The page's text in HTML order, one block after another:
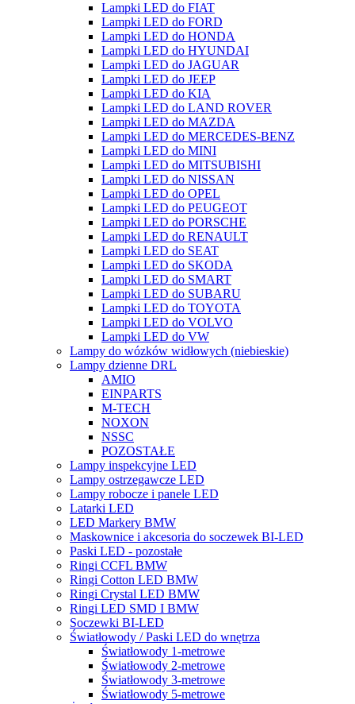
Lampki LED do FIAT
Lampki LED do FORD
Lampki LED do HONDA
Lampki LED do HYUNDAI
Lampki LED do JAGUAR
Lampki LED do JEEP
Lampki LED do KIA
Lampki LED do LAND ROVER
Lampki LED do MAZDA
Lampki LED do MERCEDES-BENZ
Lampki LED do MINI
Lampki LED do MITSUBISHI
Lampki LED do NISSAN
Lampki LED do OPEL
Lampki LED do PEUGEOT
Lampki LED do PORSCHE
Lampki LED do RENAULT
Lampki LED do SEAT
Lampki LED do SKODA
Lampki LED do SMART
Lampki LED do SUBARU
Lampki LED do TOYOTA
Lampki LED do VOLVO
Lampki LED do VW
Lampy do wózków widłowych (niebieskie)
Lampy dzienne DRL
AMIO
EINPARTS
M-TECH
NOXON
NSSC
POZOSTAŁE
Lampy inspekcyjne LED
Lampy ostrzegawcze LED
Lampy robocze i panele LED
Latarki LED
LED Markery BMW
Maskownice i akcesoria do soczewek BI-LED
Paski LED - pozostałe
Ringi CCFL BMW
Ringi Cotton LED BMW
Ringi Crystal LED BMW
Ringi LED SMD I BMW
Soczewki BI-LED
Światłowody / Paski LED do wnętrza
Światłowody 1-metrowe
Światłowody 2-metrowe
Światłowody 3-metrowe
Światłowody 5-metrowe